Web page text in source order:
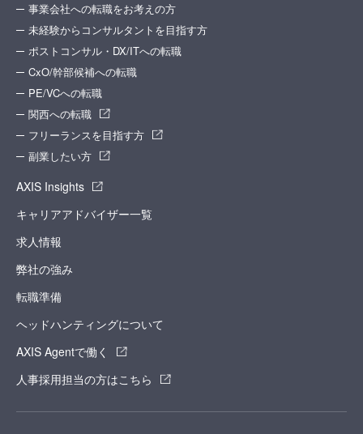
事業会社への転職をお考えの方
未経験からコンサルタントを目指す方
ポストコンサル・DX/ITへの転職
CxO/幹部候補への転職
PE/VCへの転職
関西への転職
フリーランスを目指す方
副業したい方
AXIS Insights
キャリアアドバイザー一覧
求人情報
弊社の強み
転職準備
ヘッドハンティングについて
AXIS Agentで働く
人事採用担当の方はこちら